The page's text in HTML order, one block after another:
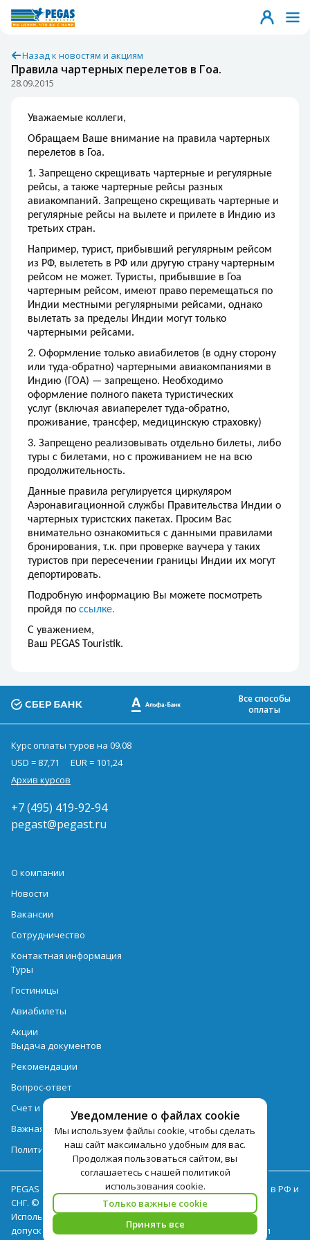
Назад к новостям и акциям
Правила чартерных перелетов в Гоа.
28.09.2015
Уважаемые коллеги,
Обращаем Ваше внимание на правила чартерных
перелетов в Гоа.
1. Запрещено скрещивать чартерные и регулярные
рейсы, а также чартерные рейсы разных
авиакомпаний. Запрещено скрещивать чартерные и
регулярные рейсы на вылете и прилете в Индию из
третьих стран.
Например, турист, прибывший регулярным рейсом
из РФ, вылететь в РФ или другую страну чартерным
рейсом не может. Туристы, прибывшие в Гоа
чартерным рейсом, имеют право перемещаться по
Индии местными регулярными рейсами, однако
вылетать за пределы Индии могут только
чартерными рейсами.
2. Оформление только авиабилетов (в одну сторону
или туда-обратно) чартерными авиакомпаниями в
Индию (ГОА) — запрещено. Необходимо
оформление полного пакета туристических
услуг (включая авиаперелет туда-обратно,
проживание, трансфер, медицинскую страховку)
3. Запрещено реализовывать отдельно билеты, либо
туры с билетами, но с проживанием не на всю
продолжительность.
Данные правила регулируется циркуляром
Аэронавигационной службы Правительства Индии о
чартерных туристских пакетах. Просим Вас
внимательно ознакомиться с данными правилами
бронирования, т.к. при проверке ваучера у таких
туристов при пересечении границы Индии их могут
депортировать.
Подробную информацию Вы можете посмотреть
пройдя по ссылке.
С уважением,
Ваш PEGAS Touristik.
Уведомление о файлах cookie
Мы используем файлы cookie, чтобы сделать
наш сайт максимально удобным для вас.
Продолжая пользоваться сайтом, вы
соглашаетесь с нашей политикой
использования cookie.
Только важные cookie
Принять все
Все способы
оплаты
Курс оплаты туров на 09.08
USD = 87,71
EUR = 101,24
Архив курсов
+7 (495) 419-92-94
pegast@pegast.ru
О компании
Новости
Вакансии
Сотрудничество
Контактная информация
Туры
Гостиницы
Авиабилеты
Акции
Выдача документов
Рекомендации
Вопрос-ответ
Счет и оплата
Важная информация по турпродукту
Политика обработки персональных данных
PEGAS Touristik — ведущий оператор туристических услуг в РФ и
СНГ. © 2026
Использование текстов и фотографий с сайта pegast.ru
допускается только с письменного разрешения компании